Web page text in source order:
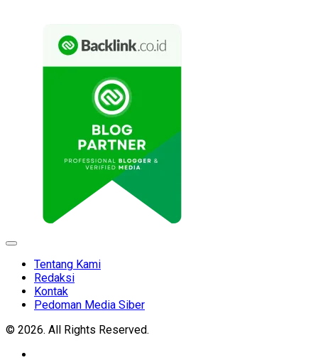
Expand
Tentang Kami
Redaksi
Kontak
Pedoman Media Siber
© 2026. All Rights Reserved.